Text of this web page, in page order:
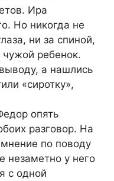
Ира
Но никогда не
ни за спиной,
ребенок.
а нашлись
«сиротку»,
опять
разговор. На
по поводу
незаметно у него
с одной